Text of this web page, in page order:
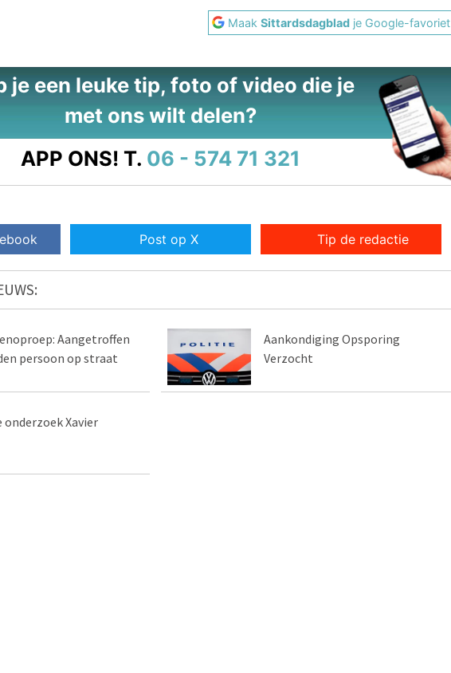
MaakSittardsdagblad je Google-favoriet
je een leuke tip, foto of video die je
met ons wilt delen?
APP ONS! T. 06 - 574 71 321
Post op X Tip de redactie
Aangetroffen
persoon op straat
Aankondiging Opsporing
Verzocht
onderzoek Xavier